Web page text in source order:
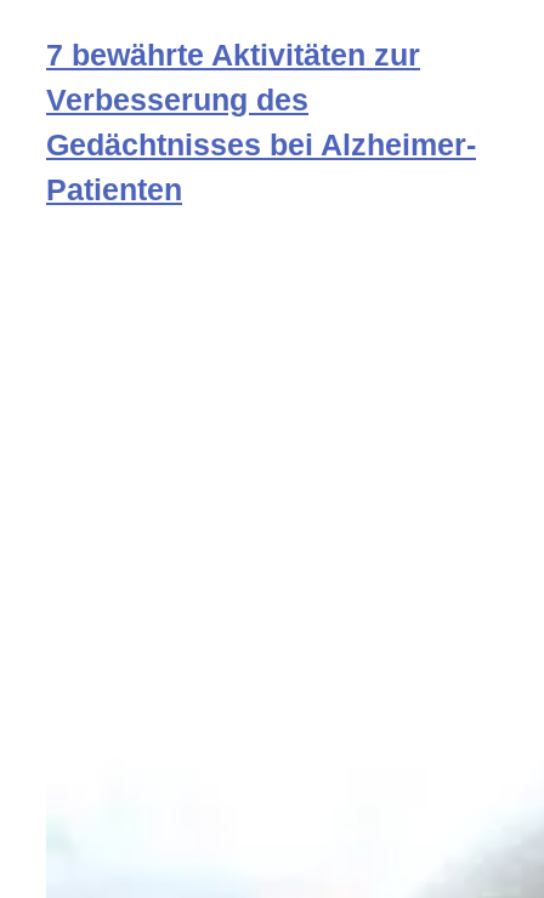
7 bewährte Aktivitäten zur
Verbesserung des
Gedächtnisses bei Alzheimer-
Patienten